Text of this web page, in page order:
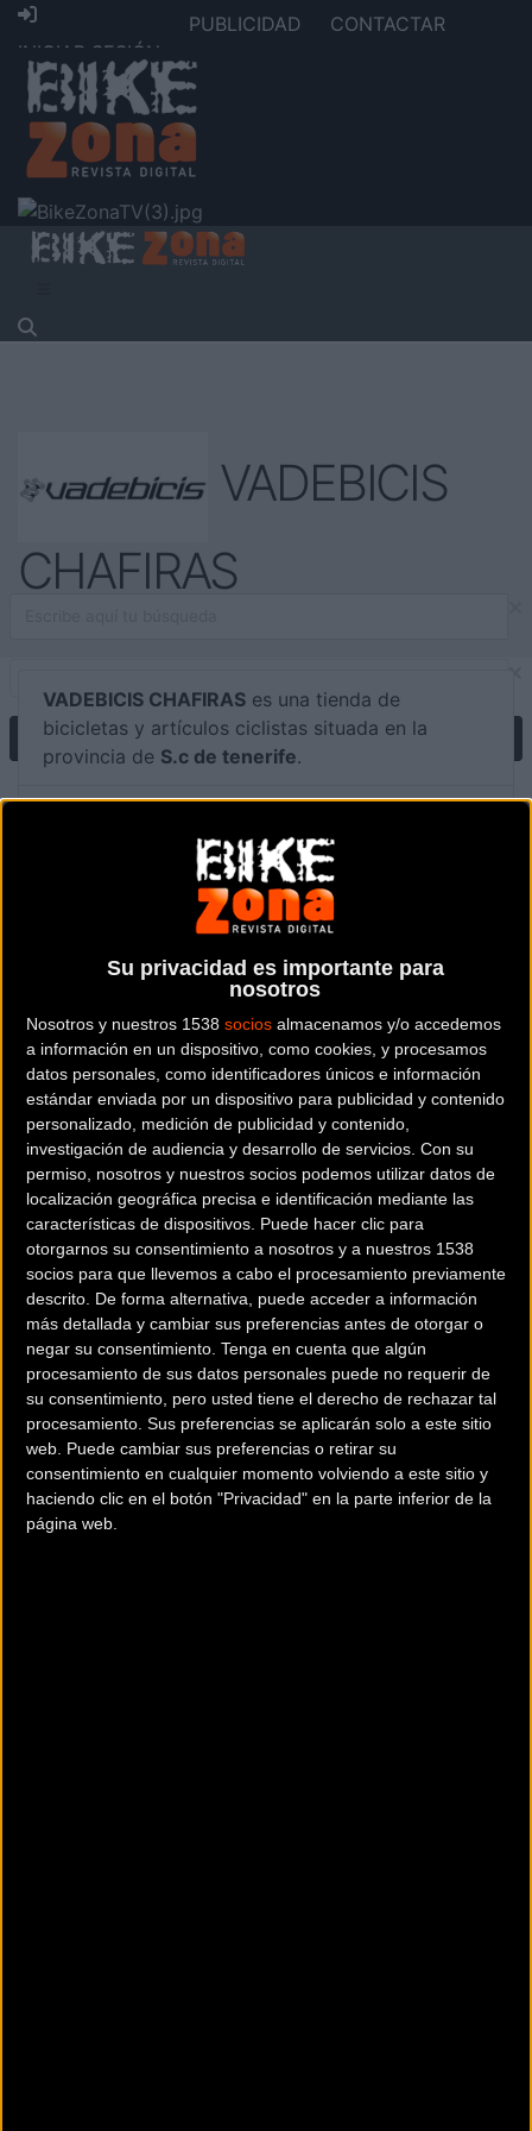
Su privacidad es importante para
nosotros
Nosotros y nuestros 1538 socios almacenamos y/o accedemos
a información en un dispositivo, como cookies, y procesamos
datos personales, como identificadores únicos e información
estándar enviada por un dispositivo para publicidad y contenido
personalizado, medición de publicidad y contenido,
investigación de audiencia y desarrollo de servicios. Con su
permiso, nosotros y nuestros socios podemos utilizar datos de
localización geográfica precisa e identificación mediante las
características de dispositivos. Puede hacer clic para
otorgarnos su consentimiento a nosotros y a nuestros 1538
socios para que llevemos a cabo el procesamiento previamente
descrito. De forma alternativa, puede acceder a información
más detallada y cambiar sus preferencias antes de otorgar o
negar su consentimiento. Tenga en cuenta que algún
procesamiento de sus datos personales puede no requerir de
su consentimiento, pero usted tiene el derecho de rechazar tal
procesamiento. Sus preferencias se aplicarán solo a este sitio
web. Puede cambiar sus preferencias o retirar su
consentimiento en cualquier momento volviendo a este sitio y
haciendo clic en el botón "Privacidad" en la parte inferior de la
página web.
INICIAR SESIÓN
PUBLICIDAD CONTACTAR
VADEBICIS
CHAFIRAS
VADEBICIS CHAFIRAS es una tienda de
bicicletas y artículos ciclistas situada en la
provincia de S.c de tenerife.
Calle Fundadores cooperativa Nº 4 38620
San Migue de Abona (S.c de tenerife).
Contactar con la tienda
922 394 261
Web y RRSS de la tienda
Terms of use © 1987–2026 HERE
¿Eres el propietario de esta tienda? Descubre cómo
hacerte tienda Premium para llegar a más clientes